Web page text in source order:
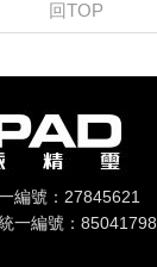
回TOP
編號：27845621
一編號：85041798